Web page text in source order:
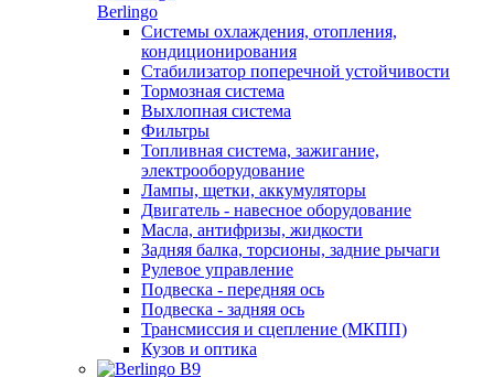
Berlingo
Системы охлаждения, отопления,
кондиционирования
Стабилизатор поперечной устойчивости
Тормозная система
Выхлопная система
Фильтры
Топливная система, зажигание,
электрооборудование
Лампы, щетки, аккумуляторы
Двигатель - навесное оборудование
Масла, антифризы, жидкости
Задняя балка, торсионы, задние рычаги
Рулевое управление
Подвеска - передняя ось
Подвеска - задняя ось
Трансмиссия и сцепление (МКПП)
Кузов и оптика